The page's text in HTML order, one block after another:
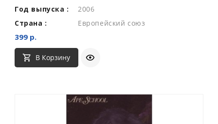
Год выпуска :
2006
Страна :
Европейский союз
399 р.
В Корзину